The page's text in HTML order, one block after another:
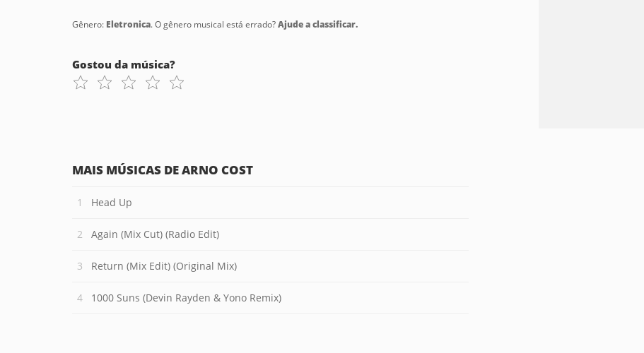
Gênero: Eletronica. O gênero musical está errado?Ajude a classificar.
Gostou da música?
MAIS MÚSICAS DE ARNO COST
Head Up
Again (Mix Cut) (Radio Edit)
Return (Mix Edit) (Original Mix)
1000 Suns (Devin Rayden & Yono Remix)